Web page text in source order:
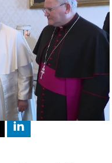
2023, 18:54
Linkedin